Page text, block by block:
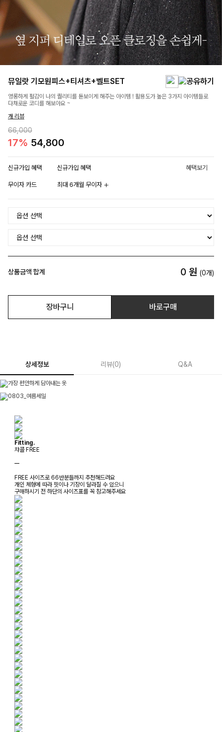
뮤일랏 기모원피스+티셔츠+벨트SET
영롱하게 펄감이 나의 퀄리티를 돋보이게 해주는 아이템 ! 활용도가 높은 3가지 아이템들로
다채로운 코디를 해보아요 ~
개 리뷰
66,000
17% 54,800
신규가입 혜택 신규가입 혜택 혜택보기
무이자 카드 최대 6개월 무이자
상품금액 합계 0 원 (0개)
장바구니 바로구매
상세정보 리뷰(0) Q&A
Fitting.
챠콜 FREE
ㅡ
FREE 사이즈로 66반분들까지 추천해드려요
개인 체형에 따라 핏이나 기장이 달라질 수 있으니
구매하시기 전 하단의 사이즈표를 꼭 참고해주세요